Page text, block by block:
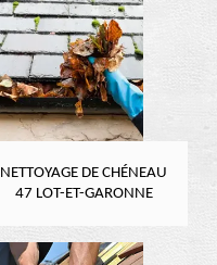
NETTOYAGE DE CHÉNEAU
47 LOT-ET-GARONNE